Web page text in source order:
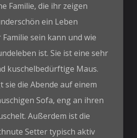
Familie, die ihr zeigen
ein Leben
sein kann und wie
ist. Sie ist eine sehr
kuschelbedürftige Maus.
sie die Abende auf einem
Sofa, eng an ihren
Außerdem ist die
Setter typisch aktiv